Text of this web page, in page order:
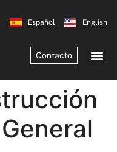
Español English
Contacto